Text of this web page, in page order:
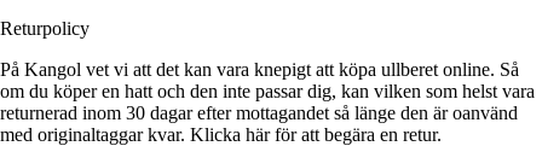
Returpolicy
På Kangol vet vi att det kan vara knepigt att köpa ullberet online. Så
om du köper en hatt och den inte passar dig, kan vilken som helst vara
returnerad inom 30 dagar efter mottagandet så länge den är oanvänd
med originaltaggar kvar. Klicka här för att begära en retur.